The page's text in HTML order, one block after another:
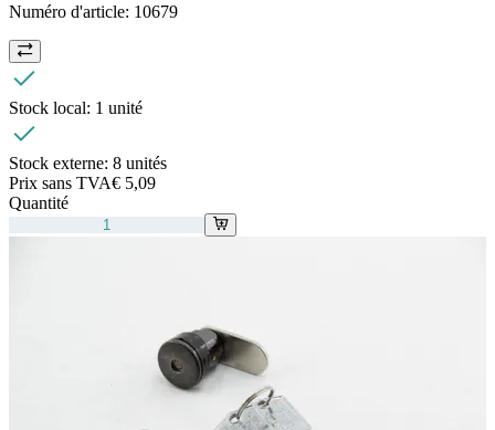
Numéro d'article: 10679
Stock local: 1 unité
Stock externe: 8 unités
Prix sans TVA€ 5,09
Quantité